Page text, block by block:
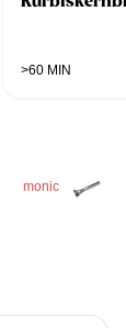
>60 MIN
monic